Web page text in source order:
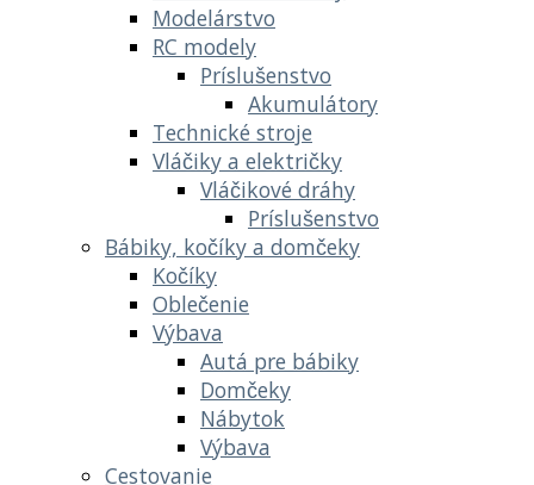
Modelárstvo
RC modely
Príslušenstvo
Akumulátory
Technické stroje
Vláčiky a električky
Vláčikové dráhy
Príslušenstvo
Bábiky, kočíky a domčeky
Kočíky
Oblečenie
Výbava
Autá pre bábiky
Domčeky
Nábytok
Výbava
Cestovanie